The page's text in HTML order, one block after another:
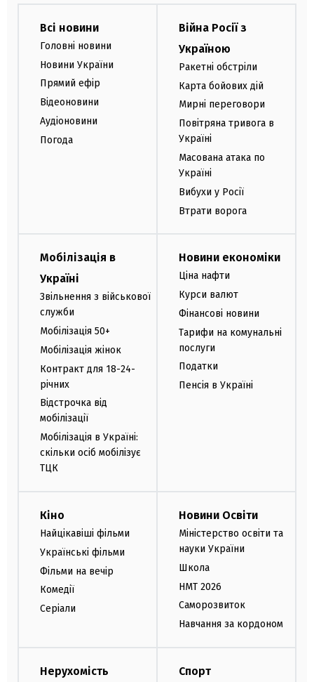
Всі новини
Головні новини
Новини України
Прямий ефір
Відеоновини
Аудіоновини
Погода
Війна Росії з
Україною
Ракетні обстріли
Карта бойових дій
Мирні переговори
Повітряна тривога в
Україні
Масована атака по
Україні
Вибухи у Росії
Втрати ворога
Мобілізація в
Україні
Звільнення з військової
служби
Мобілізація 50+
Мобілізація жінок
Контракт для 18-24-
річних
Відстрочка від
мобілізації
Мобілізація в Україні:
скільки осіб мобілізує
ТЦК
Новини економіки
Ціна нафти
Курси валют
Фінансові новини
Тарифи на комунальні
послуги
Податки
Пенсія в Україні
Кіно
Найцікавіші фільми
Українські фільми
Фільми на вечір
Комедії
Серіали
Новини Освіти
Міністерство освіти та
науки України
Школа
НМТ 2026
Саморозвиток
Навчання за кордоном
Нерухомість Спорт